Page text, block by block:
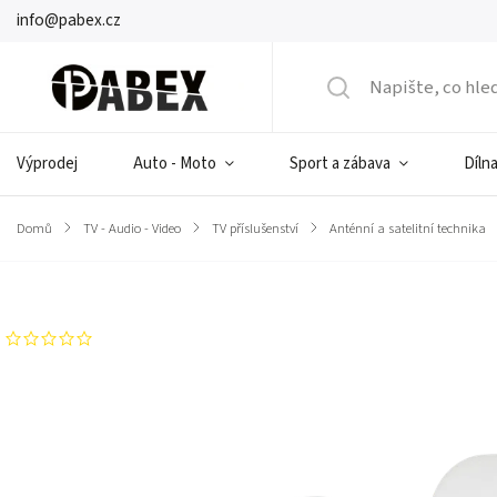
info@pabex.cz
Výprodej Auto - Moto Sport a zábava
Domů / TV - Audio - Video / TV příslušenství / Anténní a satelitní technika